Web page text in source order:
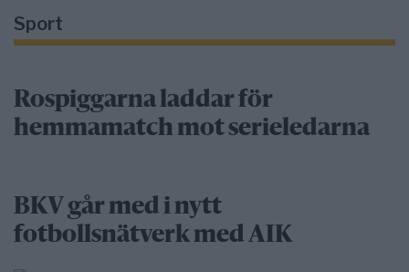
Sport
Rospiggarna laddar för
hemmamatch mot serieledarna
BKV går med i nytt
fotbollsnätverk med AIK